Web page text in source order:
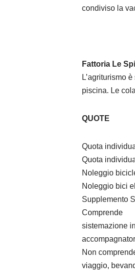
condiviso la
Fattoria Le
L’agriturismo
piscina. Le
QUOTE
Quota
Quota
Noleggio
Noleggio bici
Supplemento
Comprende
sistemazione
Non
viaggio,